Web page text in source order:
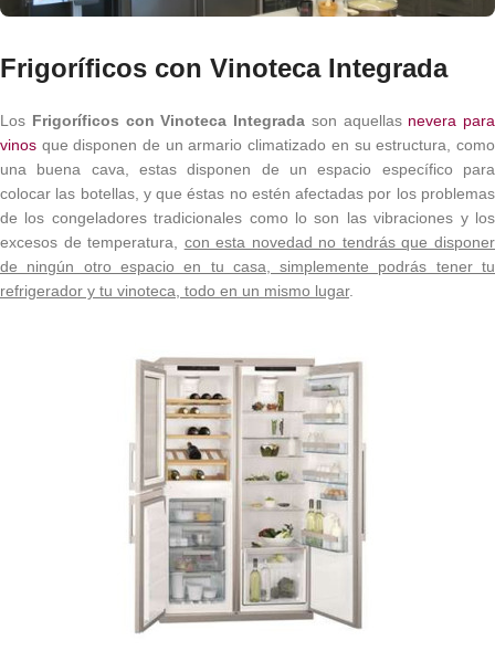
Frigoríficos con Vinoteca Integrada
Los Frigoríficos con Vinoteca Integrada son aquellas nevera para
vinos que disponen de un armario climatizado en su estructura, como
una buena cava, estas disponen de un espacio específico para
colocar las botellas, y que éstas no estén afectadas por los problemas
de los congeladores tradicionales como lo son las vibraciones y los
excesos de temperatura, con esta novedad no tendrás que disponer
de ningún otro espacio en tu casa, simplemente podrás tener tu
refrigerador y tu vinoteca, todo en un mismo lugar.